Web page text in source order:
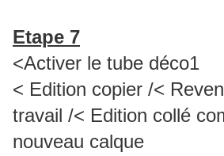
Etape 7
<Activer le tube déco1
< Edition copier /<
travail /< Edition collé
nouveau calque